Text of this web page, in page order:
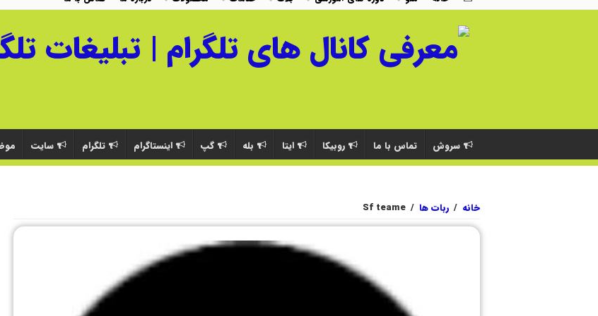
سروش تماس با ما روبیکا ایتا بله گپ اینستاگرام تلگرام سایت
خانه / ربات ها /
Sf teame